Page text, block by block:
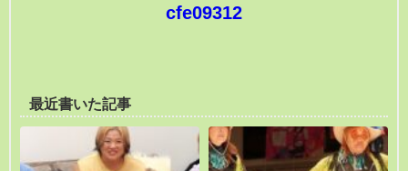
cfe09312
最近書いた記事